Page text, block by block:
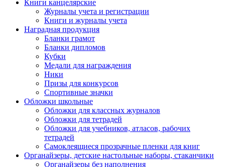
Книги канцелярские
Журналы учета и регистрации
Книги и журналы учета
Наградная продукция
Бланки грамот
Бланки дипломов
Кубки
Медали для награждения
Ники
Призы для конкурсов
Спортивные значки
Обложки школьные
Обложки для классных журналов
Обложки для тетрадей
Обложки для учебников, атласов, рабочих
тетрадей
Самоклеящиеся прозрачные пленки для книг
Органайзеры, детские настольные наборы, стаканчики
Органайзеры без наполнения